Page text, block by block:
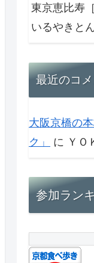
東京恵比寿
いるやきとん
最近のコメ
大阪京橋の
ク」
に ＹＯ
参加ラン